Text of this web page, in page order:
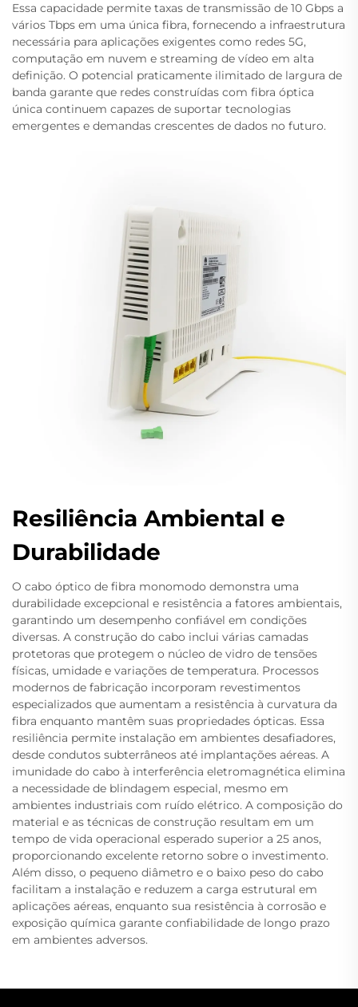
Essa capacidade permite taxas de transmissão de 10 Gbps a
vários Tbps em uma única fibra, fornecendo a infraestrutura
necessária para aplicações exigentes como redes 5G,
computação em nuvem e streaming de vídeo em alta
definição. O potencial praticamente ilimitado de largura de
banda garante que redes construídas com fibra óptica
única continuem capazes de suportar tecnologias
emergentes e demandas crescentes de dados no futuro.
Resiliência Ambiental e
Durabilidade
O cabo óptico de fibra monomodo demonstra uma
durabilidade excepcional e resistência a fatores ambientais,
garantindo um desempenho confiável em condições
diversas. A construção do cabo inclui várias camadas
protetoras que protegem o núcleo de vidro de tensões
físicas, umidade e variações de temperatura. Processos
modernos de fabricação incorporam revestimentos
especializados que aumentam a resistência à curvatura da
fibra enquanto mantêm suas propriedades ópticas. Essa
resiliência permite instalação em ambientes desafiadores,
desde condutos subterrâneos até implantações aéreas. A
imunidade do cabo à interferência eletromagnética elimina
a necessidade de blindagem especial, mesmo em
ambientes industriais com ruído elétrico. A composição do
material e as técnicas de construção resultam em um
tempo de vida operacional esperado superior a 25 anos,
proporcionando excelente retorno sobre o investimento.
Além disso, o pequeno diâmetro e o baixo peso do cabo
facilitam a instalação e reduzem a carga estrutural em
aplicações aéreas, enquanto sua resistência à corrosão e
exposição química garante confiabilidade de longo prazo
em ambientes adversos.